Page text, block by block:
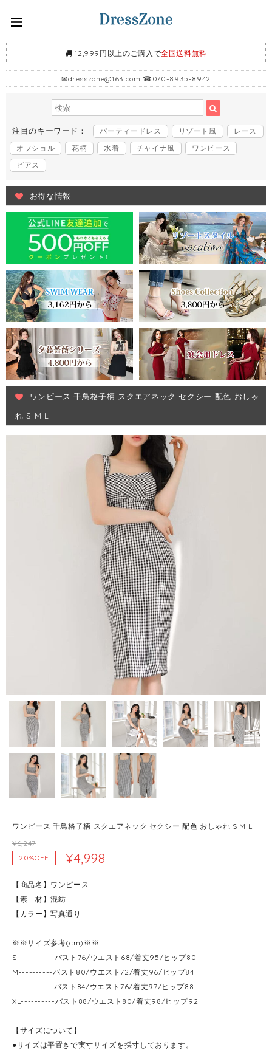
12,999円以上のご購入で全国送料無料
✉dresszone@163.com ☎070-8935-8942
注目のキーワード： パーティードレス リゾート風
レース
オフショル
花柄 水着 チャイナ風
ワンピース
ピアス
お得な情報
ワンピース 千鳥格子柄 スクエアネック セクシー 配色 おしゃ
れ S M L
ワンピース 千鳥格子柄 スクエアネック セクシー 配色 おしゃれ S M L
¥6,247
20%OFF
¥4,998
【商品名】ワンピース
【素 材】混紡
【カラー】写真通り
※※サイズ参考(cm)※※
S-----------バスト76/ウエスト68/着丈95/ヒップ80
M----------バスト80/ウエスト72/着丈96/ヒップ84
L-----------バスト84/ウエスト76/着丈97/ヒップ88
XL----------バスト88/ウエスト80/着丈98/ヒップ92
【サイズについて】
●サイズは平置きで実寸サイズを採寸しております。